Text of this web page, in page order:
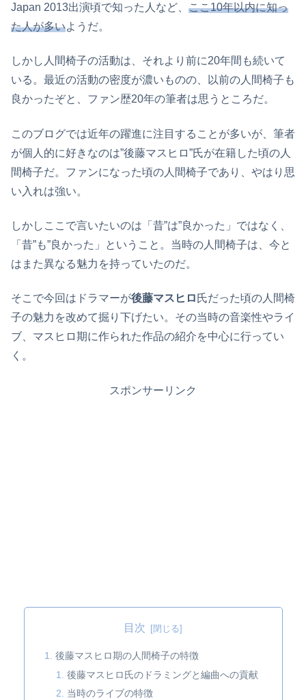
Japan 2013出演頃で知った人など、 ここ10年以内に知っ
た人が多いようだ。
しかし人間椅子の活動は、それより前に20年間も続いて
いる。最近の活動の密度が濃いものの、以前の人間椅子も
良かったぞと、ファン歴20年の筆者は思うところだ。
このブログでは近年の躍進に注目することが多いが、筆者
が個人的に好きなのは”後藤マスヒロ”氏が在籍した頃の人
間椅子だ。ファンになった頃の人間椅子であり、やはり思
い入れは強い。
しかしここで言いたいのは「昔”は”良かった」ではなく、
「昔”も”良かった」ということ。当時の人間椅子は、今と
はまた異なる魅力を持っていたのだ。
そこで今回はドラマーが後藤マスヒロ 氏だった頃の人間椅
子の魅力を改めて掘り下げたい。その当時の音楽性やライ
ブ、マスヒロ期に作られた作品の紹介を中心に行ってい
く。
スポンサーリンク
目次
後藤マスヒロ期の人間椅子の特徴
後藤マスヒロ氏のドラミングと編曲への貢献
当時のライブの特徴